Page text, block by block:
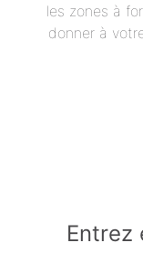
les zones à
donner à
Entrez